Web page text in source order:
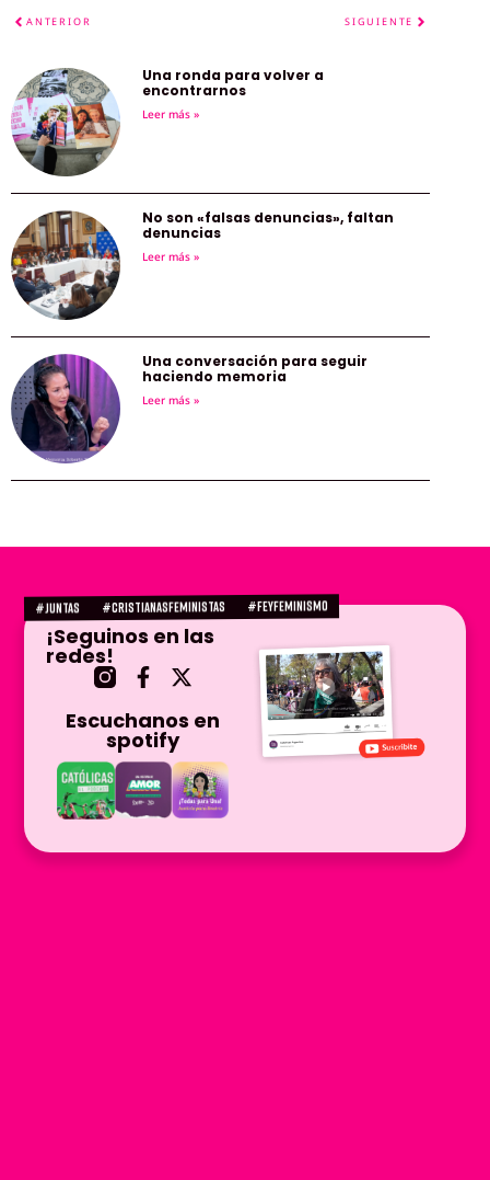
ANTERIOR SIGUIENTE
Una ronda para volver a
encontrarnos
Leer más »
No son «falsas denuncias», faltan
denuncias
Leer más »
Una conversación para seguir
haciendo memoria
Leer más »
#juntas #CRISTIANASFEMINISTAS #FEYFEMINISMO
¡Seguinos en las
redes!
Escuchanos en
spotify